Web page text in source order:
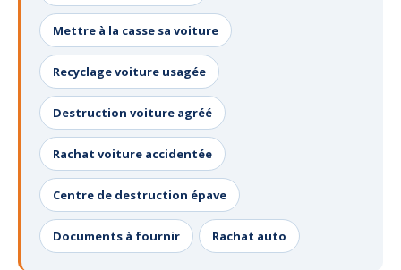
Mettre à la casse sa voiture
Recyclage voiture usagée
Destruction voiture agréé
Rachat voiture accidentée
Centre de destruction épave
Documents à fournir Rachat auto